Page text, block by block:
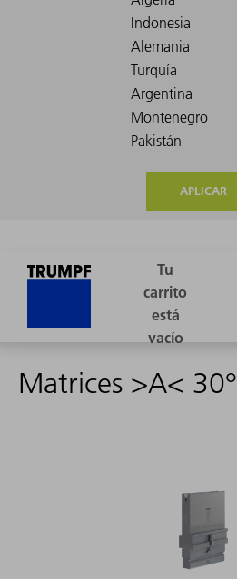
APLICAR
Matrices >A< 30°